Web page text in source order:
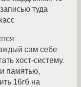
туда
сам себе
хост-систему.
памятью,
16гб на